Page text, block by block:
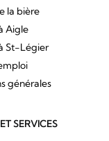
la bière
Aigle
St-Légier
générales
SERVICES